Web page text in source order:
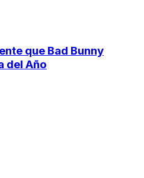
que Bad Bunny
del Año